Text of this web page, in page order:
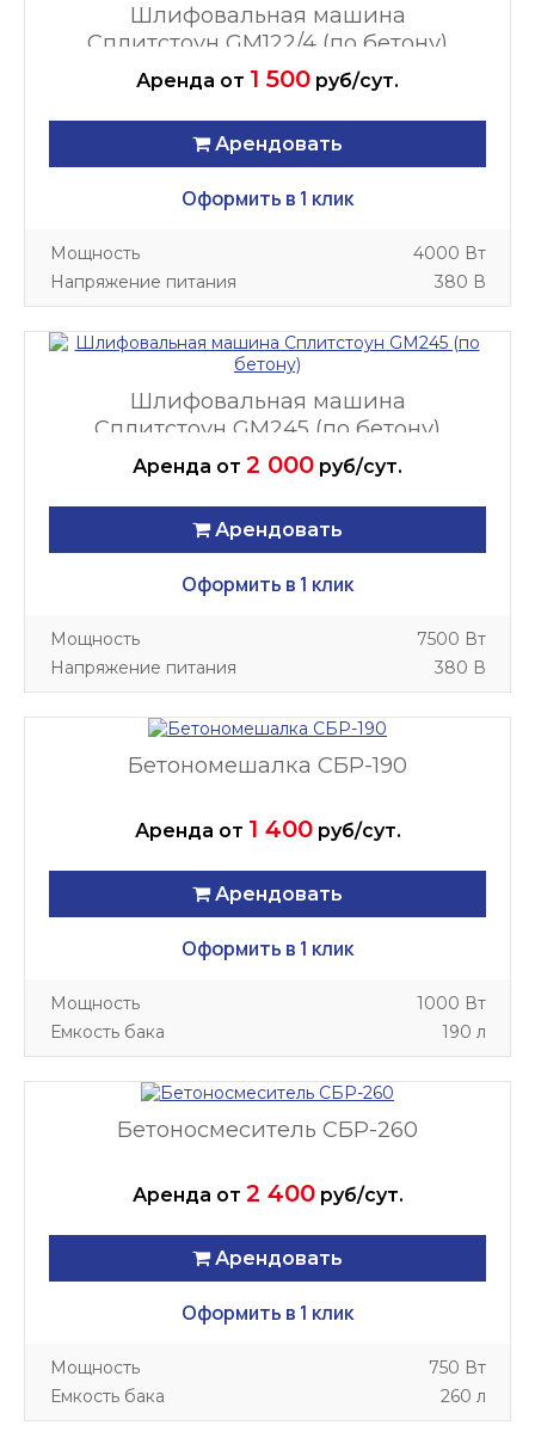
Шлифовальная машина
Сплитстоун GM122/4 (по бетону)
Аренда от 1 500 руб/сут.
Арендовать
Оформить в 1 клик
Мощность
4000 Вт
Напряжение питания
380 В
Шлифовальная машина
Сплитстоун GM245 (по бетону)
Аренда от 2 000 руб/сут.
Арендовать
Оформить в 1 клик
Мощность
7500 Вт
Напряжение питания
380 В
Бетономешалка СБР-190
Аренда от 1 400руб/сут.
Арендовать
Оформить в 1 клик
Мощность
1000 Вт
Емкость бака
190 л
Бетоносмеситель СБР-260
Аренда от 2 400руб/сут.
Арендовать
Оформить в 1 клик
Мощность
750 Вт
Емкость бака
260 л